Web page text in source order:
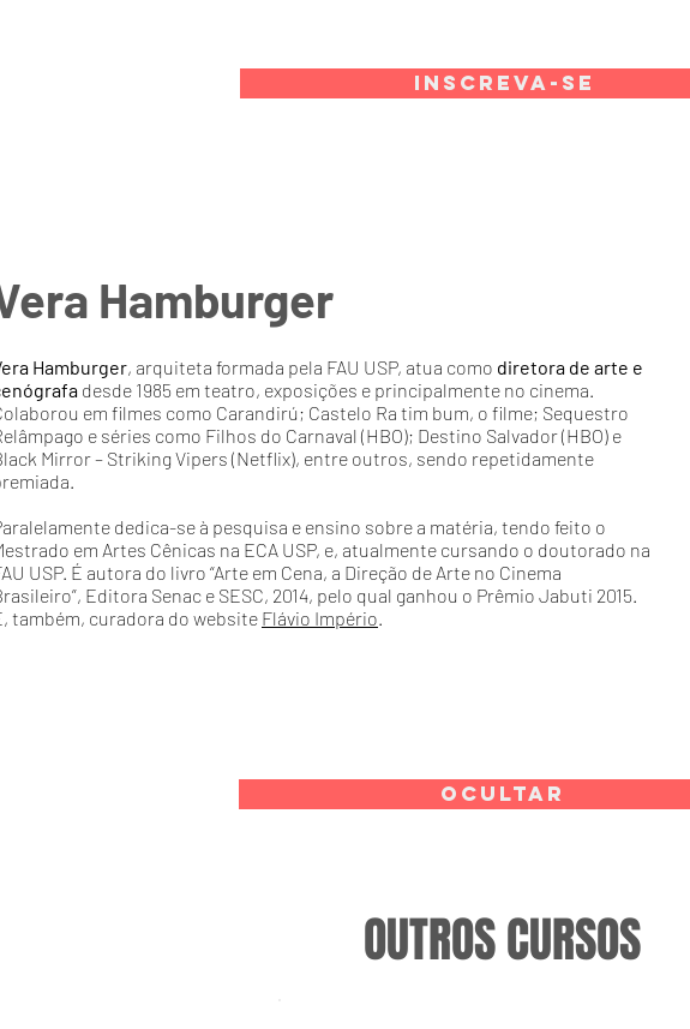
Inscreva-se
Hamburger
Hamburger, arquiteta formada pela FAU USP, atua como diretora de arte e
desde 1985 em teatro, exposições e principalmente no cinema.
em filmes como Carandirú; Castelo Ra tim bum, o filme; Sequestro
e séries como Filhos do Carnaval (HBO); Destino Salvador (HBO) e
Mirror – Striking Vipers (Netflix), entre outros, sendo repetidamente
dedica-se à pesquisa e ensino sobre a matéria, tendo feito o
em Artes Cênicas na ECA USP, e, atualmente cursando o doutorado na
USP. É autora do livro “Arte em Cena, a Direção de Arte no Cinema
Editora Senac e SESC, 2014, pelo qual ganhou o Prêmio Jabuti 2015.
também, curadora do website Flávio Império.
OCULTAR
OUTROS CURSOS